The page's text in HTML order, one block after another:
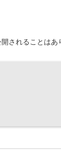
されることはあ